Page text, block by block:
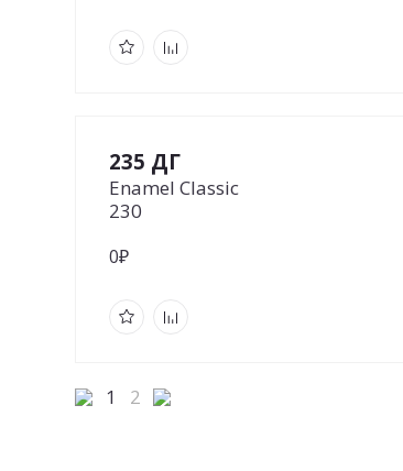
235 ДГ
Enamel Classic
230
0₽
1 2